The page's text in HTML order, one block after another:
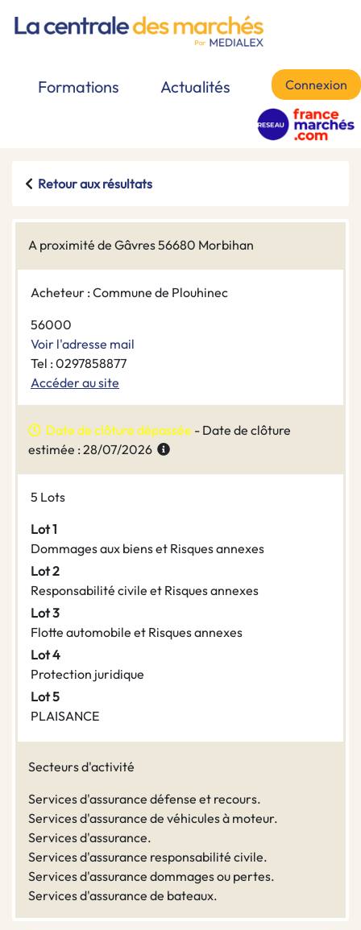
Formations Actualités Connexion
Retour aux résultats
A proximité de Gâvres 56680 Morbihan
Acheteur : Commune de Plouhinec
56000
Voir l'adresse mail
Tel : 0297858877
Accéder au site
Date de clôture dépassée - Date de clôture
estimée : 28/07/2026
5 Lots
Lot 1
Dommages aux biens et Risques annexes
Lot 2
Responsabilité civile et Risques annexes
Lot 3
Flotte automobile et Risques annexes
Lot 4
Protection juridique
Lot 5
PLAISANCE
Secteurs d'activité
Services d'assurance défense et recours.
Services d'assurance de véhicules à moteur.
Services d'assurance.
Services d'assurance responsabilité civile.
Services d'assurance dommages ou pertes.
Services d'assurance de bateaux.